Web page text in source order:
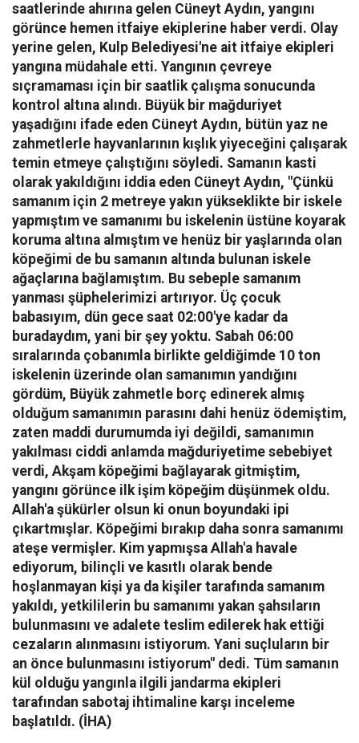
saatlerinde ahırına gelen Cüneyt Aydın, yangını
görünce hemen itfaiye ekiplerine haber verdi. Olay
yerine gelen, Kulp Belediyesi'ne ait itfaiye ekipleri
yangına müdahale etti. Yangının çevreye
sıçramaması için bir saatlik çalışma sonucunda
kontrol altına alındı. Büyük bir mağduriyet
yaşadığını ifade eden Cüneyt Aydın, bütün yaz ne
zahmetlerle hayvanlarının kışlık yiyeceğini çalışarak
temin etmeye çalıştığını söyledi. Samanın kasti
olarak yakıldığını iddia eden Cüneyt Aydın, "Çünkü
samanım için 2 metreye yakın yükseklikte bir iskele
yapmıştım ve samanımı bu iskelenin üstüne koyarak
koruma altına almıştım ve henüz bir yaşlarında olan
köpeğimi de bu samanın altında bulunan iskele
ağaçlarına bağlamıştım. Bu sebeple samanım
yanması şüphelerimizi artırıyor. Üç çocuk
babasıyım, dün gece saat 02:00'ye kadar da
buradaydım, yani bir şey yoktu. Sabah 06:00
sıralarında çobanımla birlikte geldiğimde 10 ton
iskelenin üzerinde olan samanımın yandığını
gördüm, Büyük zahmetle borç edinerek almış
olduğum samanımın parasını dahi henüz ödemiştim,
zaten maddi durumumda iyi değildi, samanımın
yakılması ciddi anlamda mağduriyetime sebebiyet
verdi, Akşam köpeğimi bağlayarak gitmiştim,
yangını görünce ilk işim köpeğim düşünmek oldu.
Allah'a şükürler olsun ki onun boyundaki ipi
çıkartmışlar. Köpeğimi bırakıp daha sonra samanımı
ateşe vermişler. Kim yapmışsa Allah'a havale
ediyorum, bilinçli ve kasıtlı olarak bende
hoşlanmayan kişi ya da kişiler tarafında samanım
yakıldı, yetkililerin bu samanımı yakan şahsıların
bulunmasını ve adalete teslim edilerek hak ettiği
cezaların alınmasını istiyorum. Yani suçluların bir
an önce bulunmasını istiyorum" dedi. Tüm samanın
kül olduğu yangınla ilgili jandarma ekipleri
tarafından sabotaj ihtimaline karşı inceleme
başlatıldı. (İHA)